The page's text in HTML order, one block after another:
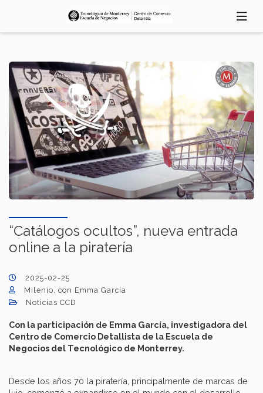
“Catálogos ocultos”, nueva entrada
online a la piratería
2025-02-25
Milenio, con Emma García
Noticias CCD
Con la participación de Emma García, investigadora del
Centro de Comercio Detallista de la Escuela de
Negocios del Tecnológico de Monterrey.
Desde los años 70 la piratería, principalmente de marcas de